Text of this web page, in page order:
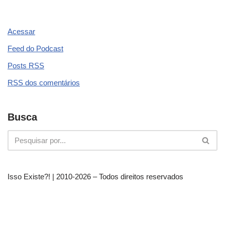
Acessar
Feed do Podcast
Posts RSS
RSS dos comentários
Busca
Isso Existe?! | 2010-2026 – Todos direitos reservados